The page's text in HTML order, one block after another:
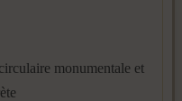
monumentale et